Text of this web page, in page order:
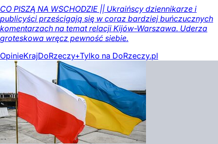
CO PISZĄ NA WSCHODZIE || Ukraińscy dziennikarze i
publicyści prześcigają się w coraz bardziej buńczucznych
komentarzach na temat relacji Kijów-Warszawa. Uderza
groteskowa wręcz pewność siebie.
OpinieKrajDoRzeczy+Tylko na DoRzeczy.pl